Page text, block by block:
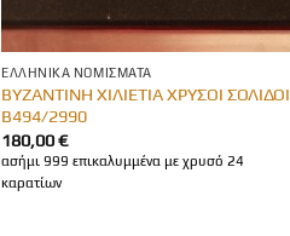
ΕΛΛΗΝΙΚΆ ΝΟΜΊΣΜΑΤΑ
ΒΥΖΑΝΤΙΝΗ ΧΙΛΙΕΤΙΑ ΧΡΥΣΟΙ ΣΟΛΙΔΟΙ
Β494/2990
180,00€
ασήμι 999 επικαλυμμένα με χρυσό 24
καρατίων